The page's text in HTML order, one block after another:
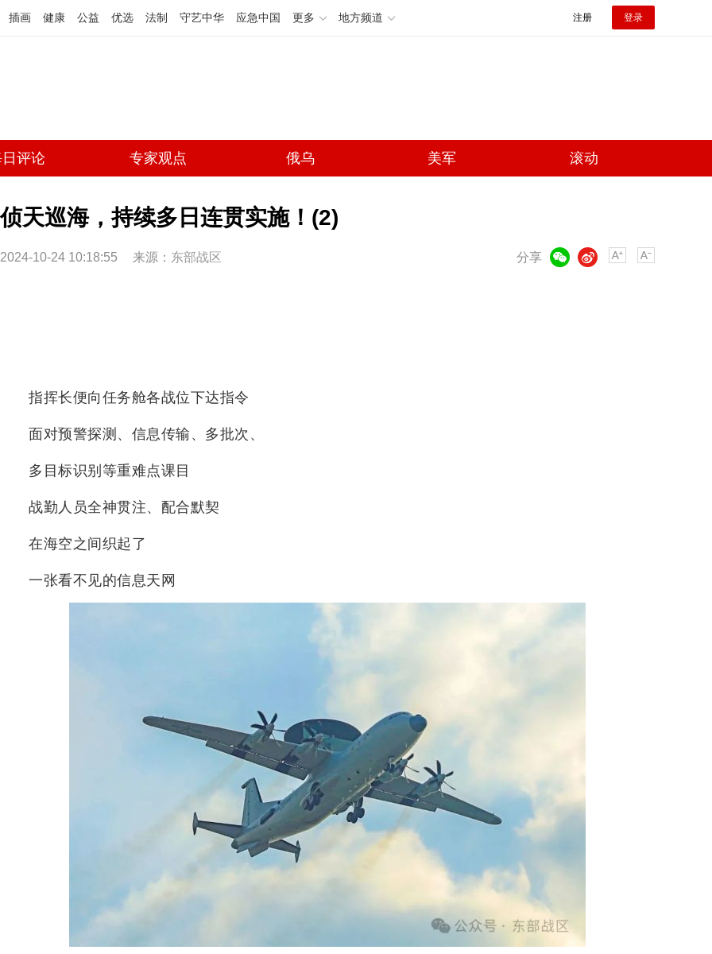
插画 健康 公益 优选 法制 守艺中华 应急中国 更多 地方频道 注册 登录
评论 专家观点 俄乌 美军 滚动
侦天巡海，持续多日连贯实施！(2)
2024-10-24 10:18:55 来源： 东部战区 分享
微博
指挥长便向任务舱各战位下达指令
面对预警探测、信息传输、多批次、
多目标识别等重难点课目
战勤人员全神贯注、配合默契
在海空之间织起了
一张看不见的信息天网